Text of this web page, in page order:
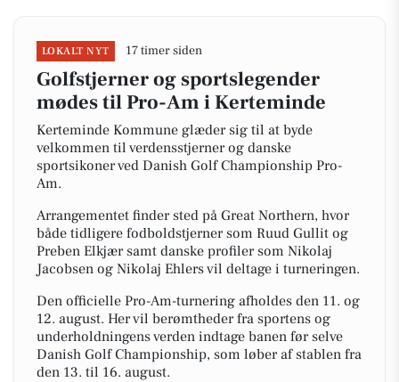
LOKALT NYT 17 timer siden
Golfstjerner og sportslegender
mødes til Pro-Am i Kerteminde
Kerteminde Kommune glæder sig til at byde
velkommen til verdensstjerner og danske
sportsikoner ved Danish Golf Championship Pro-
Am.
Arrangementet finder sted på Great Northern, hvor
både tidligere fodboldstjerner som Ruud Gullit og
Preben Elkjær samt danske profiler som Nikolaj
Jacobsen og Nikolaj Ehlers vil deltage i turneringen.
Den officielle Pro-Am-turnering afholdes den 11. og
12. august. Her vil berømtheder fra sportens og
underholdningens verden indtage banen før selve
Danish Golf Championship, som løber af stablen fra
den 13. til 16. august.